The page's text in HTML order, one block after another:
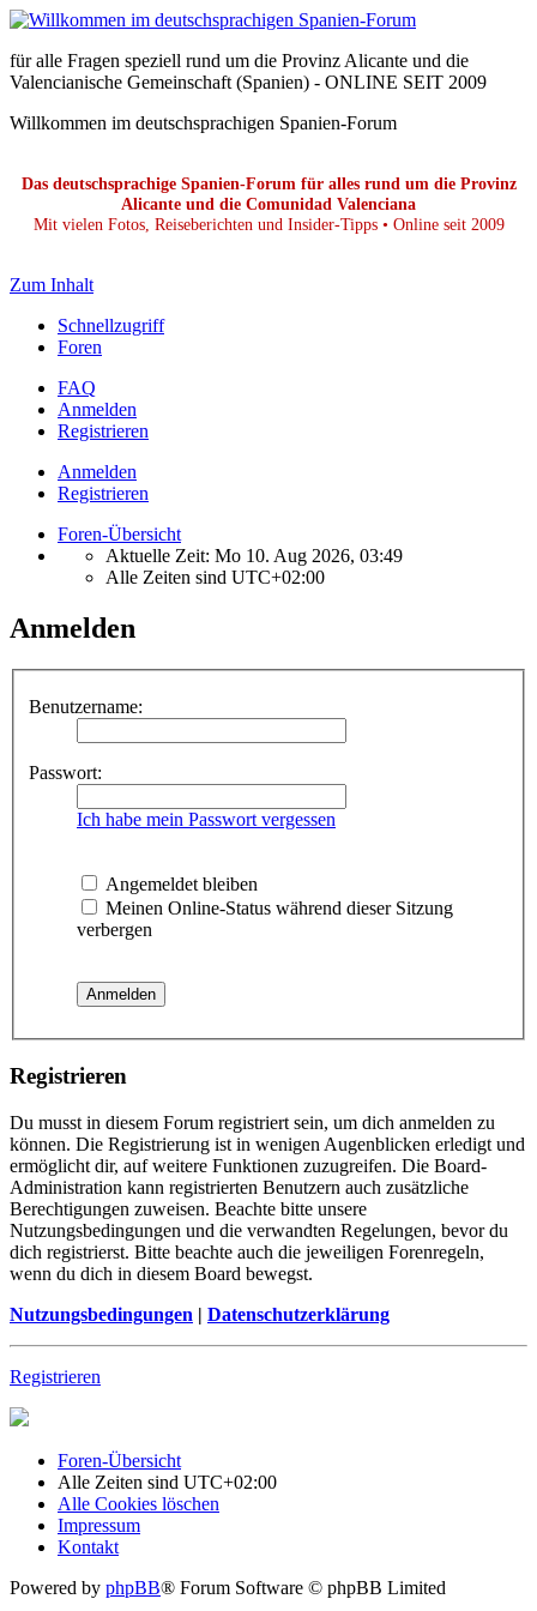
für alle Fragen speziell rund um die Provinz Alicante und die
Valencianische Gemeinschaft (Spanien) - ONLINE SEIT 2009
Willkommen im deutschsprachigen Spanien-Forum
Das deutschsprachige Spanien-Forum für alles rund um die Provinz
Alicante und die Comunidad Valenciana
Mit vielen Fotos, Reiseberichten und Insider-Tipps • Online seit 2009
Zum Inhalt
Schnellzugriff
Foren
FAQ
Anmelden
Registrieren
Anmelden
Registrieren
Foren-Übersicht
Aktuelle Zeit: Mo 10. Aug 2026, 03:49
Alle Zeiten sind UTC+02:00
Anmelden
Benutzername:
Passwort:
Ich habe mein Passwort vergessen
Angemeldet bleiben
Meinen Online-Status während dieser Sitzung
verbergen
Registrieren
Du musst in diesem Forum registriert sein, um dich anmelden zu
können. Die Registrierung ist in wenigen Augenblicken erledigt und
ermöglicht dir, auf weitere Funktionen zuzugreifen. Die Board-
Administration kann registrierten Benutzern auch zusätzliche
Berechtigungen zuweisen. Beachte bitte unsere
Nutzungsbedingungen und die verwandten Regelungen, bevor du
dich registrierst. Bitte beachte auch die jeweiligen Forenregeln,
wenn du dich in diesem Board bewegst.
Nutzungsbedingungen | Datenschutzerklärung
Registrieren
Foren-Übersicht
Alle Zeiten sind UTC+02:00
Alle Cookies löschen
Impressum
Kontakt
Powered by phpBB® Forum Software © phpBB Limited